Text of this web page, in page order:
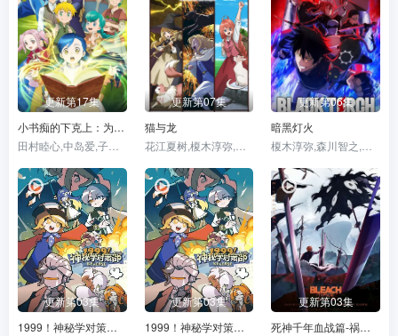
更新第17集
小书痴的下克上：为了成为图书管理员不择手段！第四季
更新第07集
猫与龙
更新第06集
暗黑灯火
更新第03集
1999！神秘学对策部英配版
更新第03集
1999！神秘学对策部中配版
更新第03集
死神千年血战篇-祸进谭